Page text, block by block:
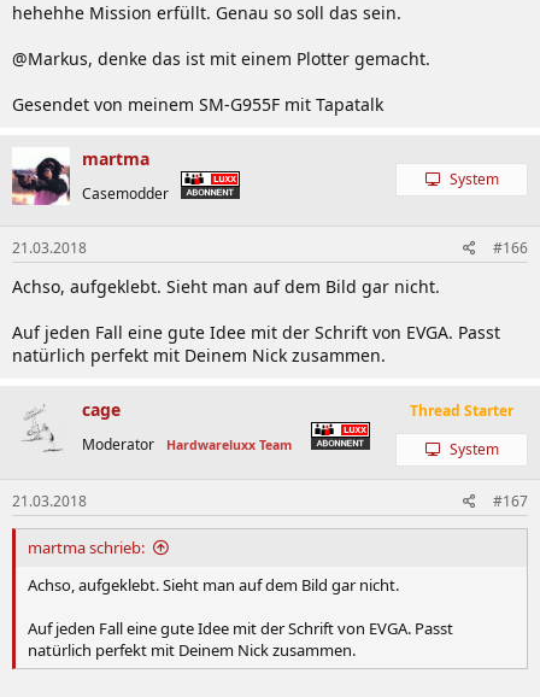
hehehhe Mission erfüllt. Genau so soll das sein.
@Markus, denke das ist mit einem Plotter gemacht.
Gesendet von meinem SM-G955F mit Tapatalk
martma
Casemodder
System
21.03.2018 #166
Achso, aufgeklebt. Sieht man auf dem Bild gar nicht.
Auf jeden Fall eine gute Idee mit der Schrift von EVGA. Passt
natürlich perfekt mit Deinem Nick zusammen.
cage
Moderator Hardwareluxx Team
Thread Starter
System
21.03.2018 #167
martma schrieb:
Achso, aufgeklebt. Sieht man auf dem Bild gar nicht.
Auf jeden Fall eine gute Idee mit der Schrift von EVGA. Passt
natürlich perfekt mit Deinem Nick zusammen.